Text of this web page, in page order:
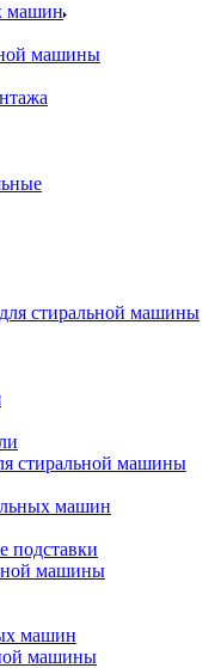
машин
машины
стиральной машины
стиральной машины
машин
подставки
машины
машин
машины